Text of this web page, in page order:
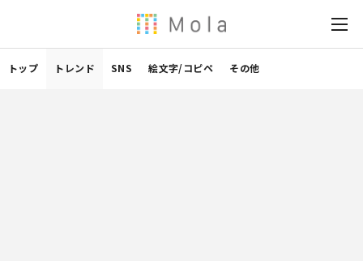
トップ トレンド SNS 絵文字/コピペ その他